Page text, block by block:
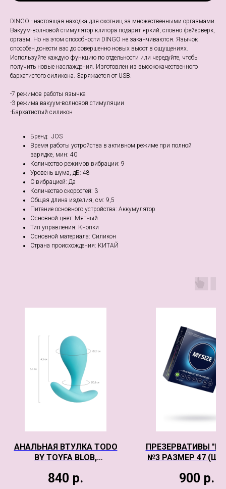
DINGO - настоящая находка для охотниц за множественными оргазмами.
Вакуум-волновой стимулятор клитора подарит яркий, словно фейерверк,
оргазм. Но на этом способности DINGO не заканчиваются. Язычок
способен донести вас до совершенно новых высот в ощущениях.
Используйте каждую функцию по отдельности или чередуйте, чтобы
получить новые наслаждения. Изготовлен из высококачественного
бархатистого силикона. Заряжается от USB.
-7 режимов работы язычка
-3 режима вакуум-волновой стимуляции
-Бархатистый силикон
Бренд: JOS
Время работы устройства в активном режиме при полной
зарядке, мин: 40
Количество режимов вибрации: 9
Уровень шума, дБ: 48
С вибрацией: Да
Количество скоростей: 3
Общая длина изделия, см: 9,5
Питание основного устройства: Аккумулятор
Основной цвет: Мятный
Тип управления: Кнопки
Основной материала: Силикон
Страна происхождения: КИТАЙ
АНАЛЬНАЯ ВТУЛКА TODO
BY TOYFA BLOB,
СИЛИКОН, МЯТНАЯ, 5,5 СМ,
840 р.
ПРЕЗЕРВАТИВЫ
№3 РАЗМЕР 47
900 р.